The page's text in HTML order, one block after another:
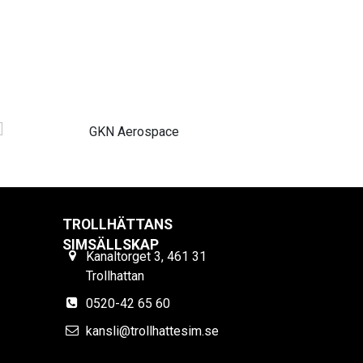
TROLLHÄTTANS
SIMSÄLLSKAP
Kanaltorget 3, 461 31
Trollhattan
0520-42 65 60
kansli@trollhattesim.se